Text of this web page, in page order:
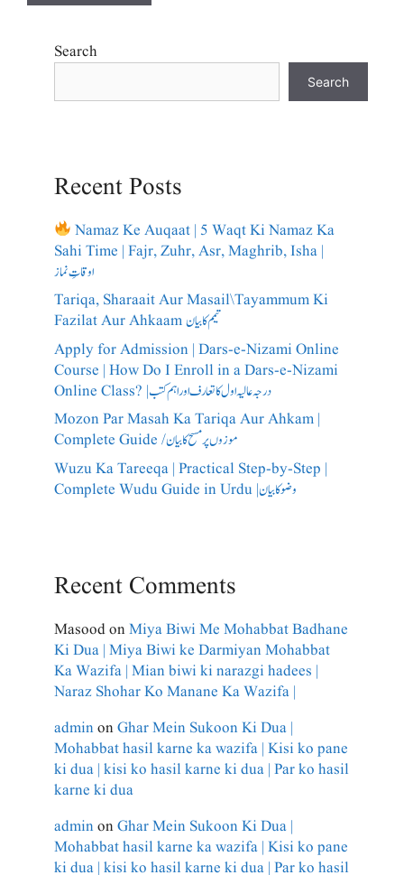
Search
Search
Recent Posts
Namaz Ke Auqaat | 5 Waqt Ki Namaz Ka
Sahi Time | Fajr, Zuhr, Asr, Maghrib, Isha |
اوقاتِ نماز
Tariqa, Sharaait Aur Masail\Tayammum Ki
Fazilat Aur Ahkaam تیمم کا بیان
Apply for Admission | Dars-e-Nizami Online
Course | How Do I Enroll in a Dars-e-Nizami
Online Class? |درجہ عالیہ اول کا تعارف اور اہم کتب
Mozon Par Masah Ka Tariqa Aur Ahkam |
Complete Guide /​موزوں پر مسح کا بیان
Wuzu Ka Tareeqa | Practical Step-by-Step |
Complete Wudu Guide in Urdu |وضو کا بیان
Recent Comments
MasoodonMiya Biwi Me Mohabbat Badhane
Ki Dua | Miya Biwi ke Darmiyan Mohabbat
Ka Wazifa | Mian biwi ki narazgi hadees |
Naraz Shohar Ko Manane Ka Wazifa |
adminonGhar Mein Sukoon Ki Dua |
Mohabbat hasil karne ka wazifa | Kisi ko pane
ki dua | kisi ko hasil karne ki dua | Par ko hasil
karne ki dua
adminonGhar Mein Sukoon Ki Dua |
Mohabbat hasil karne ka wazifa | Kisi ko pane
ki dua | kisi ko hasil karne ki dua | Par ko hasil